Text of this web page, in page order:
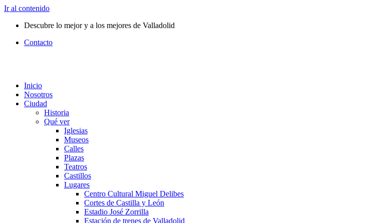
Ir al contenido
Descubre lo mejor y a los mejores de Valladolid
Contacto
Inicio
Nosotros
Ciudad
Historia
Qué ver
Iglesias
Museos
Calles
Plazas
Teatros
Castillos
Lugares
Centro Cultural Miguel Delibes
Cortes de Castilla y León
Estadio José Zorrilla
Estación de trenes de Valladolid